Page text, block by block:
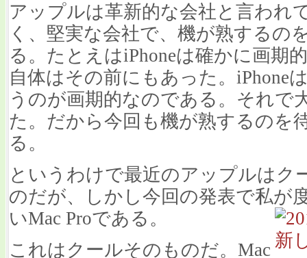
アップルは革新的な会社と言われ
く、堅実な会社で、機が熟するの
る。たとえはiPhoneは確かに画期
自体はその前にもあった。iPhone
うのが画期的なのである。それで
た。だから今回も機が熟するのを
る。
というわけで最近のアップルはク
のだが、しかし今回の発表で私が
いMac Proである。
これはクールそのものだ。Mac